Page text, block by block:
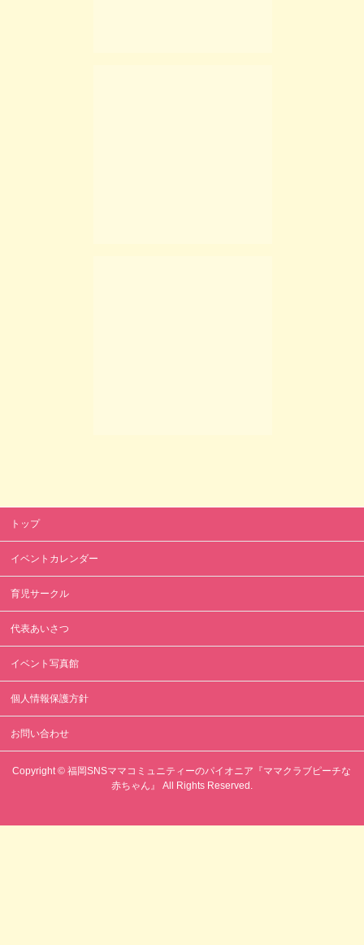
トップ
イベントカレンダー
育児サークル
代表あいさつ
イベント写真館
個人情報保護方針
お問い合わせ
Copyright ©福岡SNSママコミュニティーのパイオニア『ママクラブピーチな
赤ちゃん』
All Rights Reserved.